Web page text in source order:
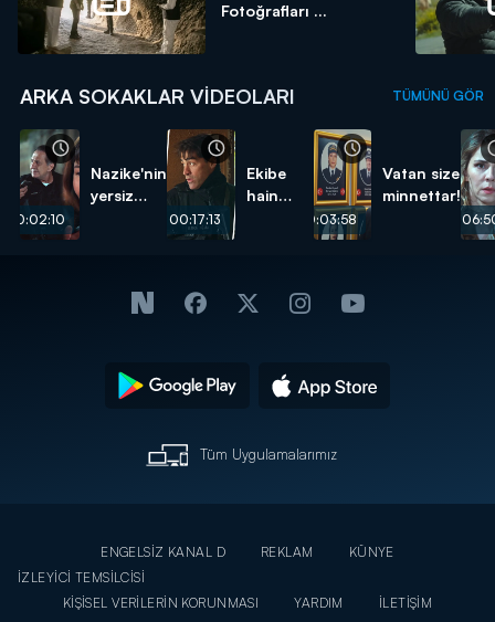
Fotoğrafları ...
ARKA SOKAKLAR VIDEOLARI TÜMÜNÜ GÖR
00:02:10
Nazike'nin
yersiz
00:17:13
Ekibe
hain
00:03:58
Vatan size
minnettar!
Tüm Uygulamalarımız
ENGELSİZ KANAL D REKLAM
KÜNYE
İZLEYİCİ TEMSİLCİSİ
KİŞİSEL VERİLERİN KORUNMASI
YARDIM İLETİŞİM